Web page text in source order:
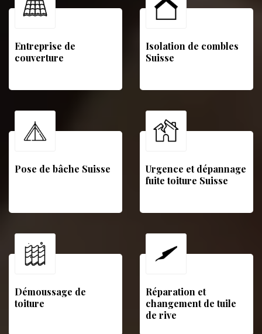
Entreprise de
couverture
Isolation de combles
Suisse
Pose de bâche Suisse
Urgence et dépannage
fuite toiture Suisse
Démoussage de
toiture
Réparation et
changement de tuile
de rive